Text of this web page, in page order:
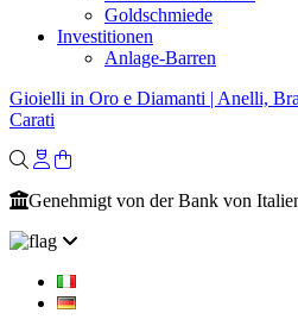
Goldschmiede
Investitionen
Anlage-Barren
Gioielli in Oro e Diamanti | Anelli,
Carati
Genehmigt von der Bank von